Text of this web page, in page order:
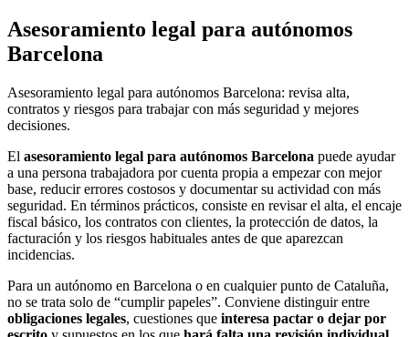
Asesoramiento legal para autónomos
Barcelona
Asesoramiento legal para autónomos Barcelona: revisa alta,
contratos y riesgos para trabajar con más seguridad y mejores
decisiones.
El asesoramiento legal para autónomos Barcelona puede ayudar
a una persona trabajadora por cuenta propia a empezar con mejor
base, reducir errores costosos y documentar su actividad con más
seguridad. En términos prácticos, consiste en revisar el alta, el encaje
fiscal básico, los contratos con clientes, la protección de datos, la
facturación y los riesgos habituales antes de que aparezcan
incidencias.
Para un autónomo en Barcelona o en cualquier punto de Cataluña,
no se trata solo de “cumplir papeles”. Conviene distinguir entre
obligaciones legales, cuestiones que interesa pactar o dejar por